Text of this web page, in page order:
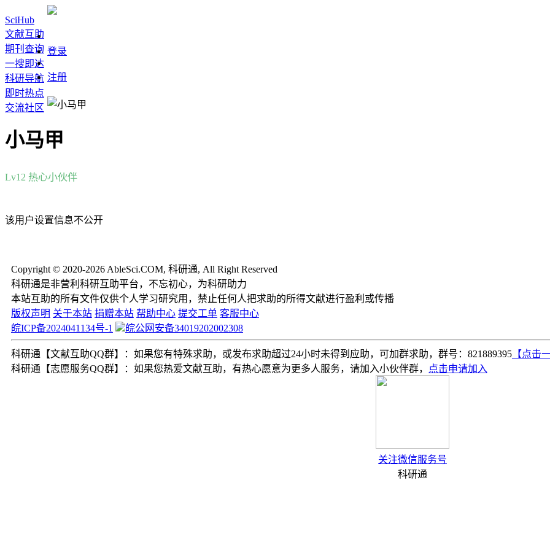
SciHub
文献互助
期刊查询
一搜即达
科研导航
即时热点
交流社区
登录
注册
小马甲
Lv12 热心小伙伴
该用户设置信息不公开
Copyright © 2020-2026 AbleSci.COM, 科研通, All Right Reserved
科研通是非营利科研互助平台，不忘初心，为科研助力
本站互助的所有文件仅供个人学习研究用，禁止任何人把求助的所得文献进行盈利或传播
版权声明 关于本站 捐赠本站 帮助中心 提交工单 客服中心
皖ICP备2024041134号-1
皖公网安备34019202002308
科研通【文献互助QQ群】：如果您有特殊求助，或发布求助超过24小时未得到应助，可加群求助，群号：821889395 【点击
科研通【志愿服务QQ群】：如果您热爱文献互助，有热心愿意为更多人服务，请加入小伙伴群，
点击申请加入
关注微信服务号
科研通